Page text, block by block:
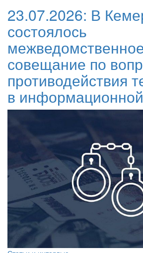
23.07.2026: В
состоялось
совещание по
противодействия
в